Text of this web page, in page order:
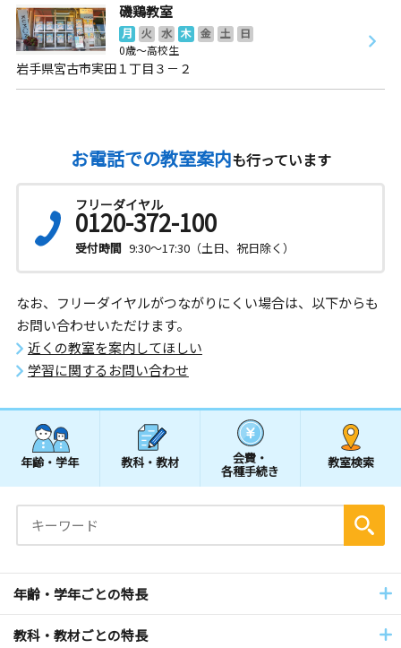
磯鶏教室
月 火 水 木 金 土
日
0歳～高校生
岩手県宮古市実田１丁目３－２
お電話での教室案内も行っています
フリーダイヤル
0120-372-100
受付時間 9:30～17:30（土日、祝日除く）
なお、フリーダイヤルがつながりにくい場合は、以下からも
お問い合わせいただけます。
近くの教室を案内してほしい
学習に関するお問い合わせ
年齢・学年 教科・教材 会費・
各種手続き
教室検索
年齢・学年ごとの特長
教科・教材ごとの特長